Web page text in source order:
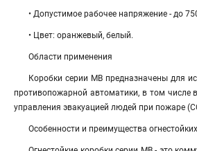
• Допустимое рабочее напряжение - до
• Цвет: оранжевый, белый.
Области применения
Коробки серии МВ предназначены для
противопожарной автоматики, в том числе
управления эвакуацией людей при пожаре
Особенности и преимущества